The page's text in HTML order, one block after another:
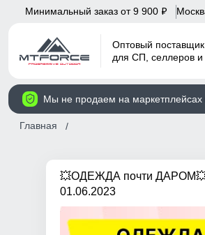
Минимальный заказ от 9 900 p
Оптовый
для СП, селлеров и
Мы не продаем на
Главная
💥ОДЕЖДА почти
01.06.2023